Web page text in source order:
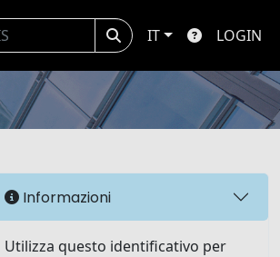
IT LOGIN
Informazioni
Utilizza questo identificativo per